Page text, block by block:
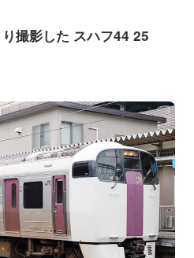
撮影した スハフ44 25